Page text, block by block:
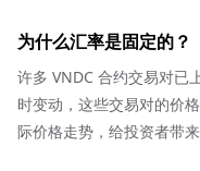
为什么汇率是固定的？
许多 VNDC 合约交易对已
时变动，这些交易对的价
际价格走势，给投资者带来